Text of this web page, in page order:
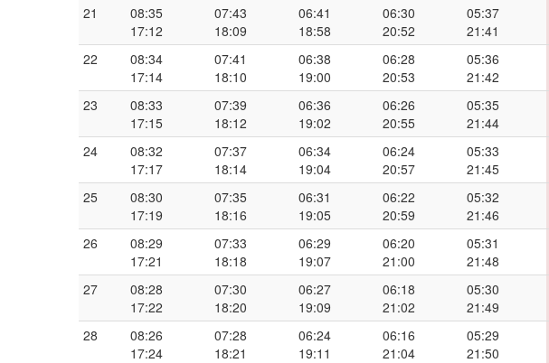
21
08:35
17:12
07:43
18:09
06:41
18:58
06:30
20:52
05:37
21:41
22
08:34
17:14
07:41
18:10
06:38
19:00
06:28
20:53
05:36
21:42
23
08:33
17:15
07:39
18:12
06:36
19:02
06:26
20:55
05:35
21:44
24
08:32
17:17
07:37
18:14
06:34
19:04
06:24
20:57
05:33
21:45
25
08:30
17:19
07:35
18:16
06:31
19:05
06:22
20:59
05:32
21:46
26
08:29
17:21
07:33
18:18
06:29
19:07
06:20
21:00
05:31
21:48
27
08:28
17:22
07:30
18:20
06:27
19:09
06:18
21:02
05:30
21:49
28
08:26
17:24
07:28
18:21
06:24
19:11
06:16
21:04
05:29
21:50